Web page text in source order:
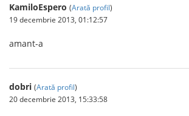
KamiloEspero (Arată profil)
19 decembrie 2013, 01:12:57
amant-a
dobri (Arată profil)
20 decembrie 2013, 15:33:58